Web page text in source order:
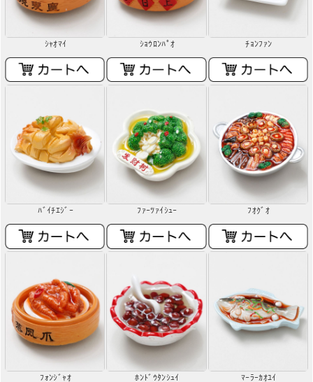
ｼｬｵﾏｲ ｼｮｳﾛﾝﾊﾟｵ ﾁｮﾝﾌｧﾝ
ﾊﾞｲﾁｴｼﾞｰ ﾌｧｰﾂｧｲｼｭｰ ﾌｵｸﾞｵ
ﾌｫﾝｼﾞｬｵ ﾎﾝﾄﾞｳﾀﾝｼｭｲ ﾏｰﾗｰｶｵﾕｲ